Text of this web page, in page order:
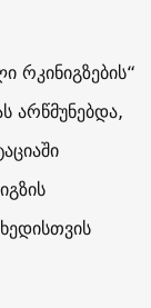
რკინიგზების“
არწმუნებდა,